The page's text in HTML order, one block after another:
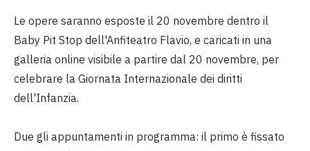
Le opere saranno esposte il 20 novembre dentro il
Baby Pit Stop dell'Anfiteatro Flavio, e caricati in una
galleria online visibile a partire dal 20 novembre, per
celebrare la Giornata Internazionale dei diritti
dell'Infanzia.
Due gli appuntamenti in programma: il primo è fissato